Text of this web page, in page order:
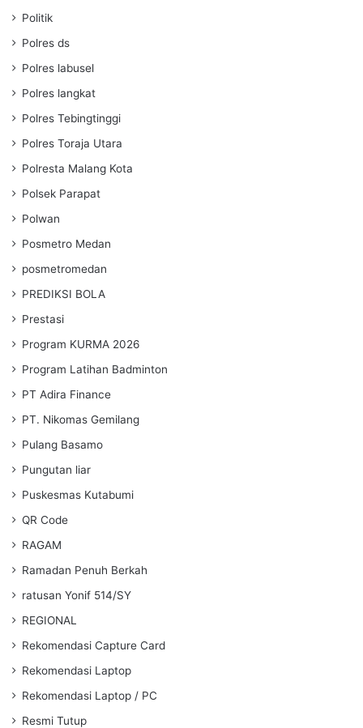
Politik
Polres ds
Polres labusel
Polres langkat
Polres Tebingtinggi
Polres Toraja Utara
Polresta Malang Kota
Polsek Parapat
Polwan
Posmetro Medan
posmetromedan
PREDIKSI BOLA
Prestasi
Program KURMA 2026
Program Latihan Badminton
PT Adira Finance
PT. Nikomas Gemilang
Pulang Basamo
Pungutan liar
Puskesmas Kutabumi
QR Code
RAGAM
Ramadan Penuh Berkah
ratusan Yonif 514/SY
REGIONAL
Rekomendasi Capture Card
Rekomendasi Laptop
Rekomendasi Laptop / PC
Resmi Tutup